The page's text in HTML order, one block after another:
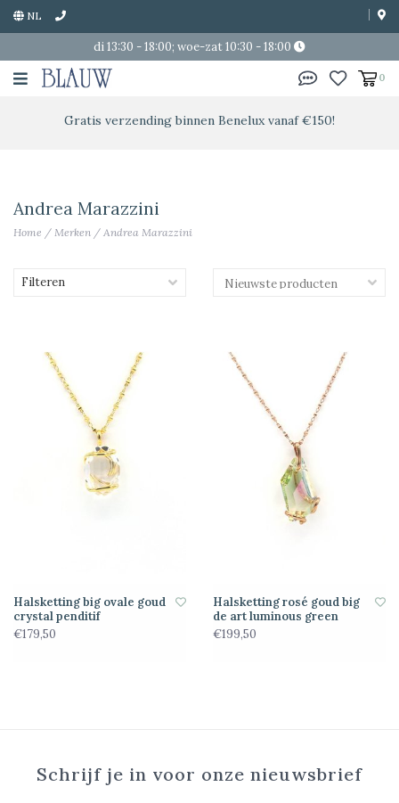
NL
di 13:30 - 18:00; woe-zat 10:30 - 18:00
0
Gratis verzending binnen Benelux vanaf €150!
Andrea Marazzini
Home / Merken / Andrea Marazzini
Filteren
Halsketting big ovale goud
crystal penditif
€179,50
Halsketting rosé goud big
de art luminous green
€199,50
Schrijf je in voor onze nieuwsbrief